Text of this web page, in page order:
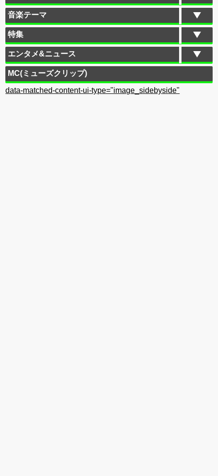
音楽テーマ
特集
エンタメ&ニュース
MC(ミューズクリップ)
data-matched-content-ui-type="image_sidebyside"